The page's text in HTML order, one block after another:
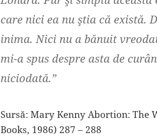
care nici ea nu ştia că există.
inima. Nici nu a bănuit
mi-a spus despre asta de
niciodată.”
Sursă: Mary Kenny Abortion: The
Books, 1986) 287 – 288